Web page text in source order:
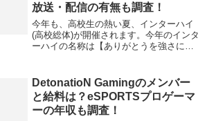
放送・配信の有無も調査！
今年も、高校生の熱い夏、インターハイ
(高校総体)が開催されます。今年のインタ
ーハイの名称は【ありがとうを強さに変
県、大分県で開催され、剣道は大分県...
DetonatioN Gamingのメンバー
と給料は？eSPORTSプロゲーマ
ーの年収も調査！